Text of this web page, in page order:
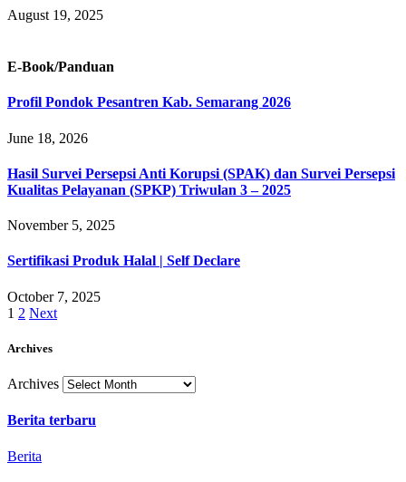
August 19, 2025
E-Book/Panduan
Profil Pondok Pesantren Kab. Semarang 2026
June 18, 2026
Hasil Survei Persepsi Anti Korupsi (SPAK) dan Survei Persepsi
Kualitas Pelayanan (SPKP) Triwulan 3 – 2025
November 5, 2025
Sertifikasi Produk Halal | Self Declare
October 7, 2025
1 2 Next
Archives
Archives
Berita terbaru
Berita